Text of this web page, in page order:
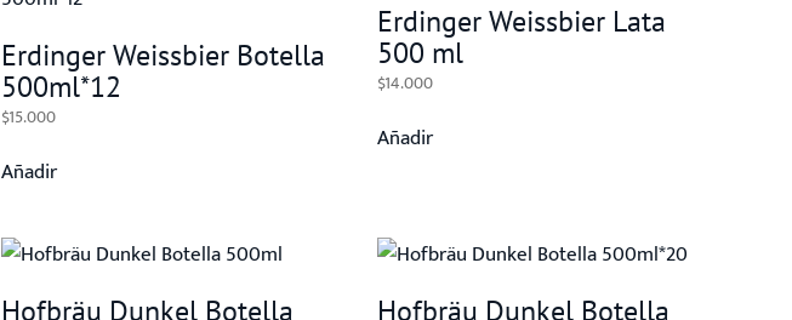
Erdinger Weissbier Botella
500ml*12
$15.000
Añadir
Erdinger Weissbier Lata
500 ml
$14.000
Añadir
Hofbräu Dunkel Botella
Hofbräu Dunkel Botella